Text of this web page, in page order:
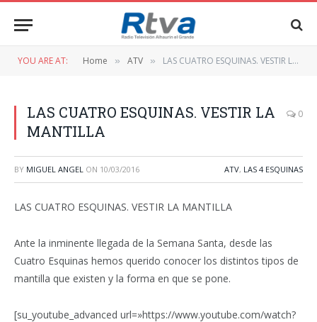
YOU ARE AT: Home » ATV » LAS CUATRO ESQUINAS. VESTIR LA MANTILLA
LAS CUATRO ESQUINAS. VESTIR LA
MANTILLA
0
BY MIGUEL ANGEL ON 10/03/2016 ATV, LAS 4 ESQUINAS
LAS CUATRO ESQUINAS. VESTIR LA MANTILLA
Ante la inminente llegada de la Semana Santa, desde las
Cuatro Esquinas hemos querido conocer los distintos tipos de
mantilla que existen y la forma en que se pone.
[su_youtube_advanced url=»https://www.youtube.com/watch?